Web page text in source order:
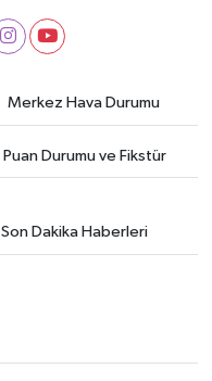
Merkez Hava Durumu
Puan Durumu ve Fikstür
Son Dakika Haberleri